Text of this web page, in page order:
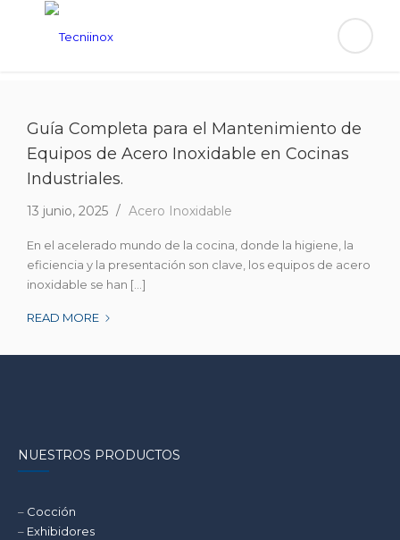
Guía Completa para el Mantenimiento de
Equipos de Acero Inoxidable en Cocinas
Industriales.
13 junio, 2025 Acero Inoxidable
En el acelerado mundo de la cocina, donde la higiene, la
eficiencia y la presentación son clave, los equipos de acero
inoxidable se han [...]
READ MORE
PARA
DE
NUESTROS PRODUCTOS
– Cocción
– Exhibidores